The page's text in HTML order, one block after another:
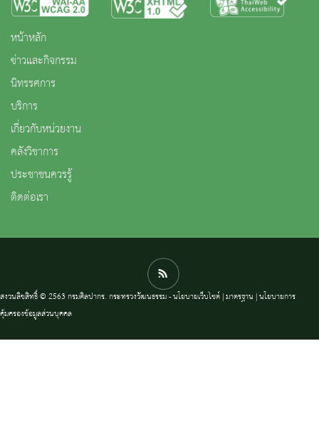
หน้าหลัก
ข่าวและกิจกรรม
นิทรรศการ
บริการ
เกี่ยวกับหน่วยงาน
คลังวิชาการ
ประชาชนควรรู้
ติดต่อเรา
สงวนลิขสิทธิ์ © 2563 กรมศิลปากร. กระทรวงวัฒนธรรม -นโยบายเว็บไซต์|มาตรฐาน |นโยบายการ
คุ้มครองข้อมูลส่วนบุคคล